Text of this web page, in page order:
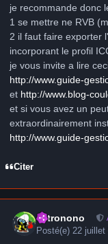
je recommande donc
1 se mettre ne RVB
2 il faut faire exporter
incorporant le profil
je vous invite a lire
http://www.guide-
et http://www.blog-
et si vous avez un
extraordinairement
http://www.guide-
Citer
astronono
Posté(e) 22 juillet